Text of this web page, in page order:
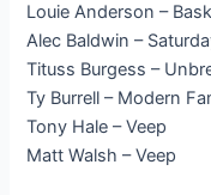
Louie Anderson –
Alec Baldwin –
Tituss Burgess –
Ty Burrell – Modern
Tony Hale – Veep
Matt Walsh – Veep